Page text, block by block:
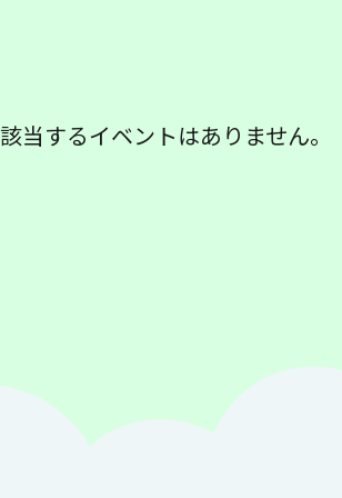
該当するイベントはありません。